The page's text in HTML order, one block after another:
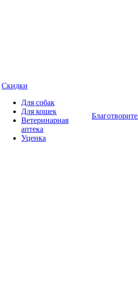
Скидки
Для собак
Для кошек
Ветеринарная
аптека
Уценка